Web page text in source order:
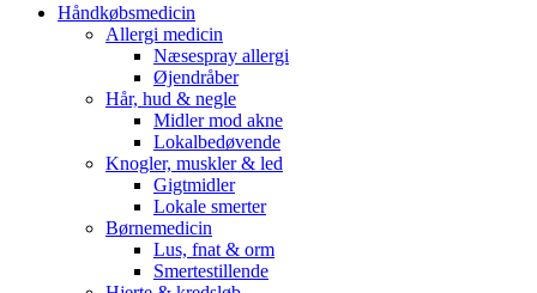
Håndkøbsmedicin
Allergi medicin
Næsespray allergi
Øjendråber
Hår, hud & negle
Midler mod akne
Lokalbedøvende
Knogler, muskler & led
Gigtmidler
Lokale smerter
Børnemedicin
Lus, fnat & orm
Smertestillende